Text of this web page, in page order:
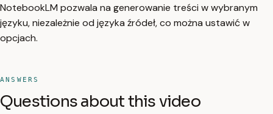
NotebookLM pozwala na generowanie treści w wybranym
języku, niezależnie od języka źródeł, co można ustawić w
opcjach.
ANSWERS
Questions about this video